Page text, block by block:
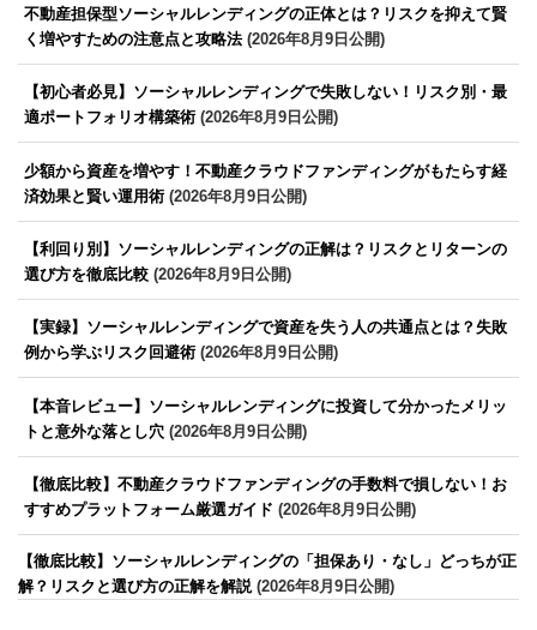
不動産担保型ソーシャルレンディングの正体とは？リスクを抑えて賢
く増やすための注意点と攻略法(2026年8月9日公開)
【初心者必見】ソーシャルレンディングで失敗しない！リスク別・最
適ポートフォリオ構築術 (2026年8月9日公開)
少額から資産を増やす！不動産クラウドファンディングがもたらす経
済効果と賢い運用術 (2026年8月9日公開)
【利回り別】ソーシャルレンディングの正解は？リスクとリターンの
選び方を徹底比較 (2026年8月9日公開)
【実録】ソーシャルレンディングで資産を失う人の共通点とは？失敗
例から学ぶリスク回避術 (2026年8月9日公開)
【本音レビュー】ソーシャルレンディングに投資して分かったメリッ
トと意外な落とし穴 (2026年8月9日公開)
【徹底比較】不動産クラウドファンディングの手数料で損しない！お
すすめプラットフォーム厳選ガイド (2026年8月9日公開)
【徹底比較】ソーシャルレンディングの「担保あり・なし」どっちが正
解？リスクと選び方の正解を解説 (2026年8月9日公開)